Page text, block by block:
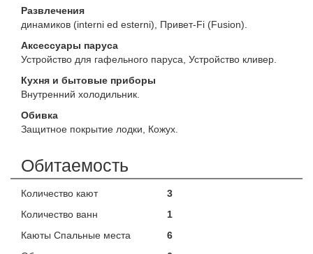
Развлечения
динамиков (interni ed esterni), Привет-Fi (Fusion).
Аксессуары паруса
Устройство для гафельного паруса, Устройство кливер.
Кухня и бытовые приборы
Внутренний холодильник.
Обивка
Защитное покрытие лодки, Кожух.
Обитаемость
Количество кают
3
Количество ванн
1
Каюты Спальные места
6